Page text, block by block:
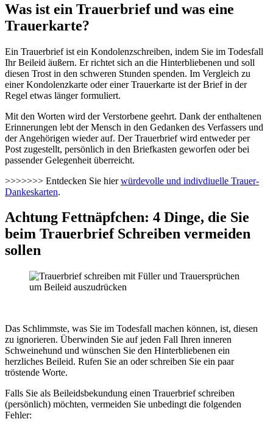
Was ist ein Trauerbrief und was eine
Trauerkarte?
Ein Trauerbrief ist ein Kondolenzschreiben, indem Sie im Todesfall
Ihr Beileid äußern. Er richtet sich an die Hinterbliebenen und soll
diesen Trost in den schweren Stunden spenden. Im Vergleich zu
einer Kondolenzkarte oder einer Trauerkarte ist der Brief in der
Regel etwas länger formuliert.
Mit den Worten wird der Verstorbene geehrt. Dank der enthaltenen
Erinnerungen lebt der Mensch in den Gedanken des Verfassers und
der Angehörigen wieder auf. Der Trauerbrief wird entweder per
Post zugestellt, persönlich in den Briefkasten geworfen oder bei
passender Gelegenheit überreicht.
>>>>>>> Entdecken Sie hierwürdevolle und indivdiuelle Trauer-
Dankeskarten.
Achtung Fettnäpfchen: 4 Dinge, die Sie
beim Trauerbrief Schreiben vermeiden
sollen
Das Schlimmste, was Sie im Todesfall machen können, ist, diesen
zu ignorieren. Überwinden Sie auf jeden Fall Ihren inneren
Schweinehund und wünschen Sie den Hinterbliebenen ein
herzliches Beileid. Rufen Sie an oder schreiben Sie ein paar
tröstende Worte.
Falls Sie als Beileidsbekundung einen Trauerbrief schreiben
(persönlich) möchten, vermeiden Sie unbedingt die folgenden
Fehler: